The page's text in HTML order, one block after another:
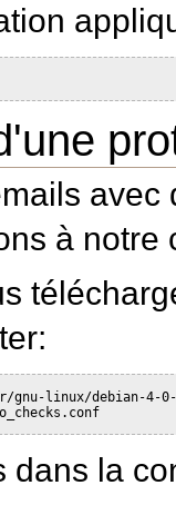
à notre
linux/debian-4-0-
dans la